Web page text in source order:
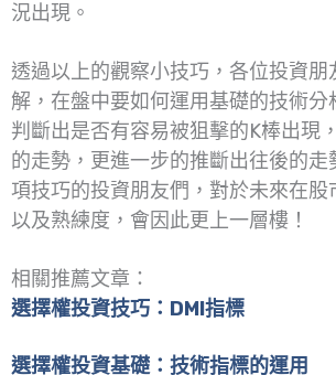
況出現。
透過以上的觀察小技巧，各位投資朋
解，在盤中要如何運用基礎的技術分
判斷出是否有容易被狙擊的K棒出現
的走勢，更進一步的推斷出往後的走
項技巧的投資朋友們，對於未來在股
以及熟練度，會因此更上一層樓！
相關推薦文章：
選擇權投資技巧：DMI指標
選擇權投資基礎：技術指標的運用